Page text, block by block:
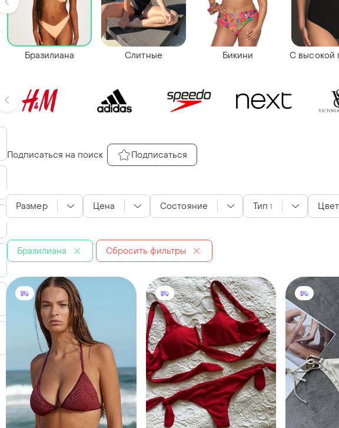
Бразилиана Слитные Бикини С высокой
Бразилиана Сбросить фильтры
Подписаться на поиск Подписаться
Размер Цена Состояние Тип 1 Цвет